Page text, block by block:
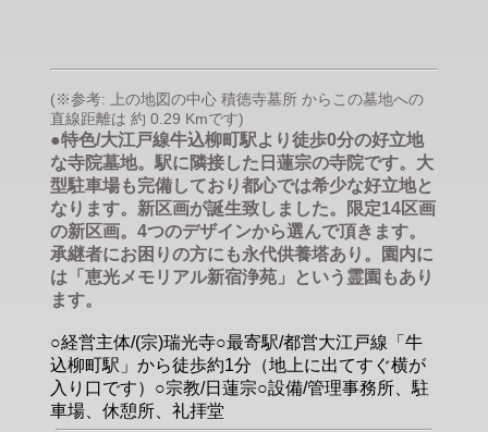
(※参考: 上の地図の中心 積徳寺墓所 からこの墓地への
直線距離は 約 0.29 Kmです)
●特色/大江戸線牛込柳町駅より徒歩0分の好立地
な寺院墓地。駅に隣接した日蓮宗の寺院です。大
型駐車場も完備しており都心では希少な好立地と
なります。新区画が誕生致しました。限定14区画
の新区画。4つのデザインから選んで頂きます。
承継者にお困りの方にも永代供養塔あり。園内に
は「恵光メモリアル新宿浄苑」という霊園もあり
ます。
○経営主体/(宗)瑞光寺○最寄駅/都営大江戸線「牛
込柳町駅」から徒歩約1分（地上に出てすぐ横が
入り口です）○宗教/日蓮宗○設備/管理事務所、駐
車場、休憩所、礼拝堂